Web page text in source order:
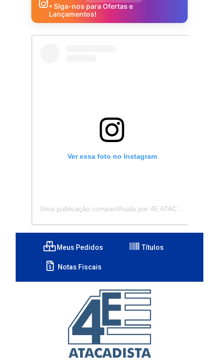
• Siga-nos para Ofertas e
Lançamentos!
Ver essa foto no Instagram
Meus Pedidos Títulos
Notas Fiscais